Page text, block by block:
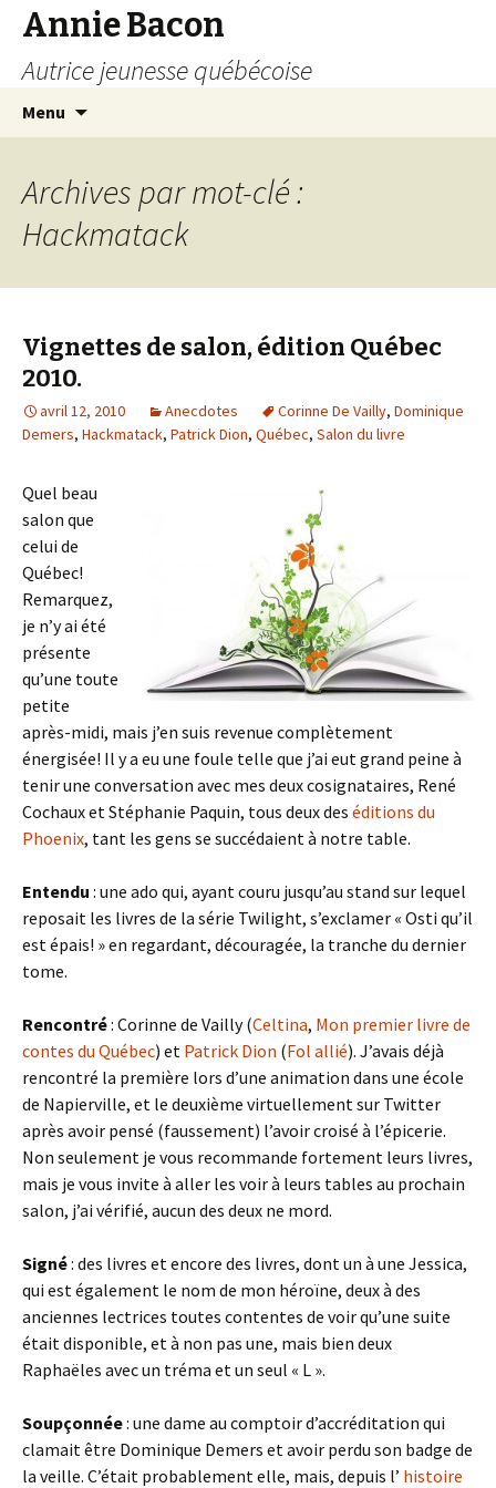
Annie Bacon
Autrice jeunesse québécoise
Menu
Archives par mot-clé :
Hackmatack
Vignettes de salon, édition Québec
2010.
avril 12, 2010 Anecdotes Corinne De Vailly, Dominique
Demers, Hackmatack, Patrick Dion, Québec, Salon du livre
Quel beau
salon que
celui de
Québec!
Remarquez,
je n’y ai été
présente
qu’une toute
petite
après-midi, mais j’en suis revenue complètement
énergisée! Il y a eu une foule telle que j’ai eut grand peine à
tenir une conversation avec mes deux cosignataires, René
Cochaux et Stéphanie Paquin, tous deux des éditions du
Phoenix, tant les gens se succédaient à notre table.
Entendu : une ado qui, ayant couru jusqu’au stand sur lequel
reposait les livres de la série Twilight, s’exclamer « Osti qu’il
est épais! » en regardant, découragée, la tranche du dernier
tome.
Rencontré: Corinne de Vailly (Celtina, Mon premier livre de
contes du Québec) et Patrick Dion (Fol allié). J’avais déjà
rencontré la première lors d’une animation dans une école
de Napierville, et le deuxième virtuellement sur Twitter
après avoir pensé (faussement) l’avoir croisé à l’épicerie.
Non seulement je vous recommande fortement leurs livres,
mais je vous invite à aller les voir à leurs tables au prochain
salon, j’ai vérifié, aucun des deux ne mord.
Signé: des livres et encore des livres, dont un à une Jessica,
qui est également le nom de mon héroïne, deux à des
anciennes lectrices toutes contentes de voir qu’une suite
était disponible, et à non pas une, mais bien deux
Raphaëles avec un tréma et un seul « L ».
Soupçonnée: une dame au comptoir d’accréditation qui
clamait être Dominique Demers et avoir perdu son badge de
la veille. C’était probablement elle, mais, depuis l’ histoire